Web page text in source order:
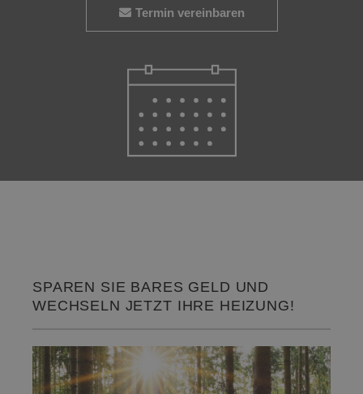
Termin vereinbaren
SPAREN SIE BARES GELD UND
WECHSELN JETZT IHRE HEIZUNG!